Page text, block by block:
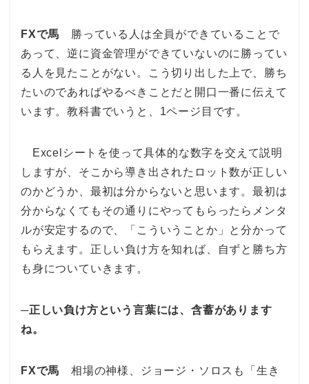
FXで馬 勝っている人は全員ができていることで
あって、逆に資金管理ができていないのに勝ってい
る人を見たことがない。こう切り出した上で、勝ち
たいのであればやるべきことだと開口一番に伝えて
います。教科書でいうと、1ページ目です。
Excelシートを使って具体的な数字を交えて説明
しますが、そこから導き出されたロット数が正しい
のかどうか、最初は分からないと思います。最初は
分からなくてもその通りにやってもらったらメンタ
ルが安定するので、「こういうことか」と分かって
もらえます。正しい負け方を知れば、自ずと勝ち方
も身についていきます。
─正しい負け方という言葉には、含蓄があります
ね。
FXで馬 相場の神様、ジョージ・ソロスも「生き